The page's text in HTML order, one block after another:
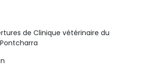
de Clinique vétérinaire du